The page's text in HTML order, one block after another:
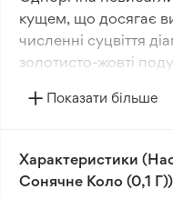
кущем, що досягає
численні суцвіття
золотисто-жовті
розсаду в березні
триває до вересня.
прикрашання клумб,
Показати більше
Характеристики
Сонячне Коло (0,1 Г))